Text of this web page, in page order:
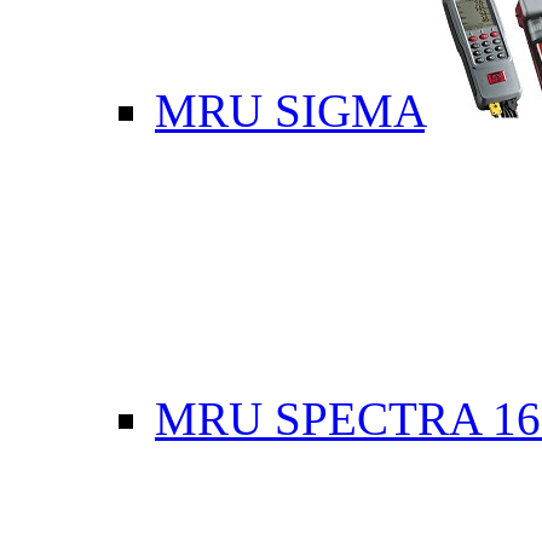
MRU SIGMA
MRU SPECTRA